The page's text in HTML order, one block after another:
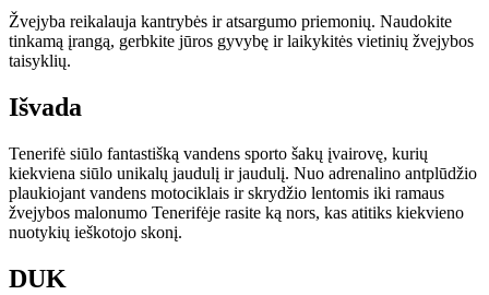
Žvejyba reikalauja kantrybės ir atsargumo priemonių. Naudokite
tinkamą įrangą, gerbkite jūros gyvybę ir laikykitės vietinių žvejybos
taisyklių.
Išvada
Tenerifė siūlo fantastišką vandens sporto šakų įvairovę, kurių
kiekviena siūlo unikalų jaudulį ir jaudulį. Nuo adrenalino antplūdžio
plaukiojant vandens motociklais ir skrydžio lentomis iki ramaus
žvejybos malonumo Tenerifėje rasite ką nors, kas atitiks kiekvieno
nuotykių ieškotojo skonį.
DUK